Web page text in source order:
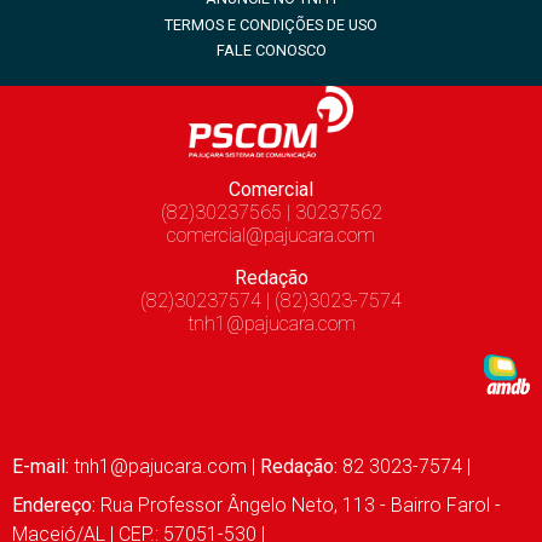
TERMOS E CONDIÇÕES DE USO
FALE CONOSCO
Comercial
(82)30237565 | 30237562
comercial@pajucara.com
Redação
(82)30237574 | (82)3023-7574
tnh1@pajucara.com
E-mail: tnh1@pajucara.com | Redação: 82 3023-7574 |
Endereço: Rua Professor Ângelo Neto, 113 - Bairro Farol -
Maceió/AL | CEP.: 57051-530 |